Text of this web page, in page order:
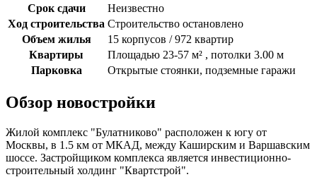
Срок сдачи
Неизвестно
Ход строительства Строительство остановлено
Объем жилья
15 корпусов / 972 квартир
Квартиры
Площадью 23-57 м² , потолки 3.00 м
Парковка
Открытые стоянки, подземные гаражи
Обзор новостройки
Жилой комплекс "Булатниково" расположен к югу от
Москвы, в 1.5 км от МКАД, между Каширским и Варшавским
шоссе. Застройщиком комплекса является инвестиционно-
строительный холдинг "Квартстрой".